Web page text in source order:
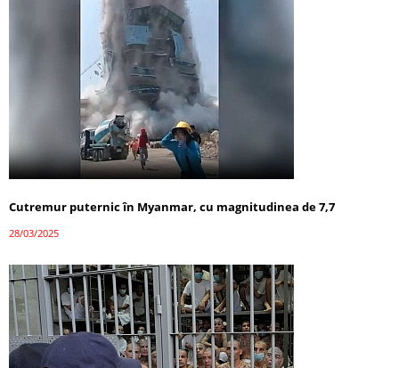
Cutremur puternic în Myanmar, cu magnitudinea de 7,7
28/03/2025